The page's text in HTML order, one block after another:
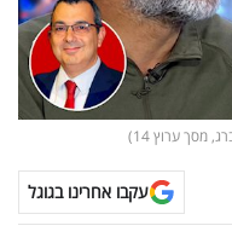
עקבו אחרינו בגוגל